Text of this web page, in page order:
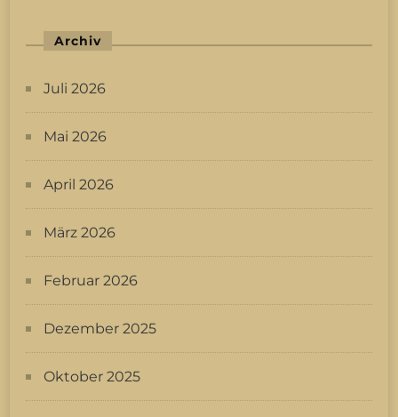
Archiv
Juli 2026
Mai 2026
April 2026
März 2026
Februar 2026
Dezember 2025
Oktober 2025